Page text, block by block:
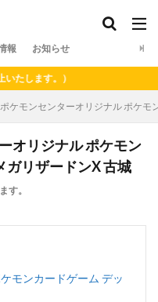
報 お知らせ
ます。）
ポケモンセンターオリジナル ポケ
オリジナル ポケモン
ガリザードンX 古城
す。
モンカードゲーム デッ